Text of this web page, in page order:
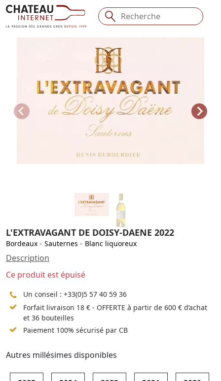
L'EXTRAVAGANT DE DOISY-DAENE 2022
Bordeaux - Sauternes - Blanc liquoreux
Description
Ce produit est épuisé
Un conseil : +33(0)5 57 40 59 36
Forfait livraison 18 € - OFFERTE à partir de 600 € d’achat
et 36 bouteilles
Paiement 100% sécurisé par CB
Autres millésimes disponibles